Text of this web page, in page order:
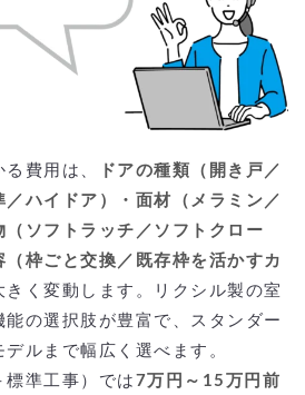
費用は、
ドアの種類（開き戸／
ハイドア）・面材（メラミン／
（ソフトラッチ／ソフトクロー
（枠ごと交換／既存枠を活かすカ
きく変動します。リクシル製の室
の選択肢が豊富で、スタンダー
ルまで幅広く選べます。
準工事）では 7万円～15万円前